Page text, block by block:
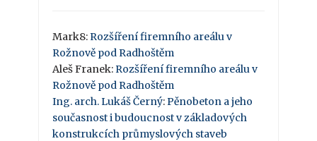
Mark8: Rozšíření firemního areálu v
Rožnově pod Radhoštěm
Aleš Franek: Rozšíření firemního areálu v
Rožnově pod Radhoštěm
Ing. arch. Lukáš Černý: Pěnobeton a jeho
současnost i budoucnost v základových
konstrukcích průmyslových staveb